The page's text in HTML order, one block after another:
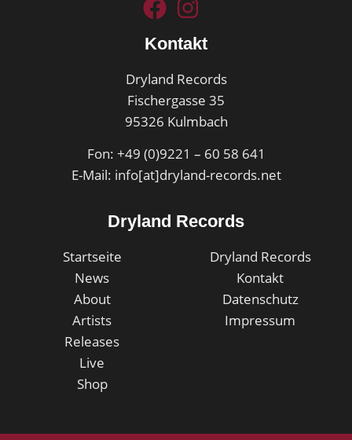
Kontakt
Dryland Records
Fischergasse 35
95326 Kulmbach
Fon: +49 (0)9221 – 60 58 641
E-Mail: info[at]dryland-records.net
Dryland Records
Startseite
News
About
Artists
Releases
Live
Shop
Dryland Records
Kontakt
Datenschutz
Impressum